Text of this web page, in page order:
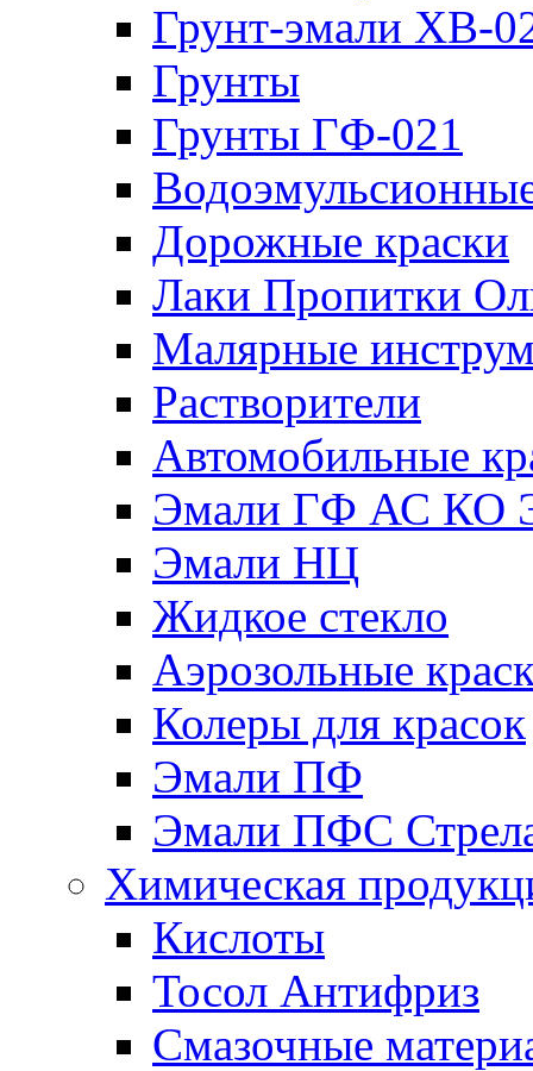
Грунт-эмали ХВ-
Грунты
Грунты ГФ-021
Дорожные краски
Лаки Пропитки
Малярные
Растворители
Автомобильные
Эмали ГФ АС КО
Эмали НЦ
Жидкое стекло
Аэрозольные
Колеры для красок
Эмали ПФ
Эмали ПФС
Химическая
Кислоты
Тосол Антифриз
Смазочные